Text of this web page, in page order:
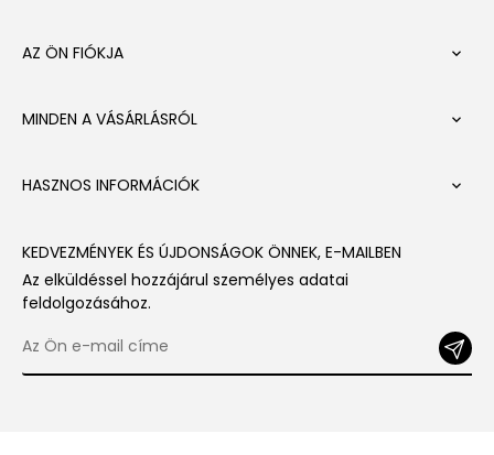
AZ ÖN FIÓKJA 
MINDEN A VÁSÁRLÁSRÓL 
HASZNOS INFORMÁCIÓK 
KEDVEZMÉNYEK ÉS ÚJDONSÁGOK ÖNNEK, E-MAILBEN
Az elküldéssel hozzájárul személyes adatai
feldolgozásához.